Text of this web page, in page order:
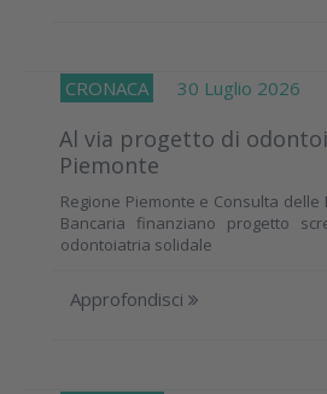
CRONACA 30 Luglio 2026
Al via progetto di
Piemonte
Regione Piemonte e Consulta delle
Bancaria finanziano progetto
odontoiatria solidale
Approfondisci